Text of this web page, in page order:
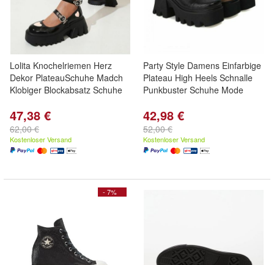
Lolita Knochelriemen Herz
Dekor PlateauSchuhe Madch
Klobiger Blockabsatz Schuhe
47,38 €
62,00 €
Kostenloser Versand
Party Style Damens Einfarbige
Plateau High Heels Schnalle
Punkbuster Schuhe Mode
42,98 €
52,00 €
Kostenloser Versand
- 7%